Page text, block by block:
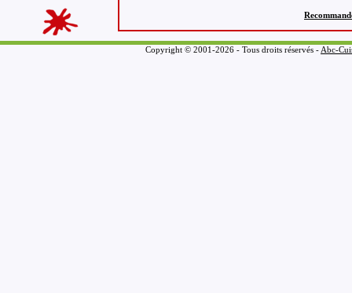
Copyright © 2001-2026 - Tous droits réservés - Abc-